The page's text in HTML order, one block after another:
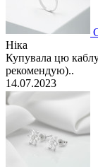
Ніка
Купувала цю
рекомендую)..
14.07.2023